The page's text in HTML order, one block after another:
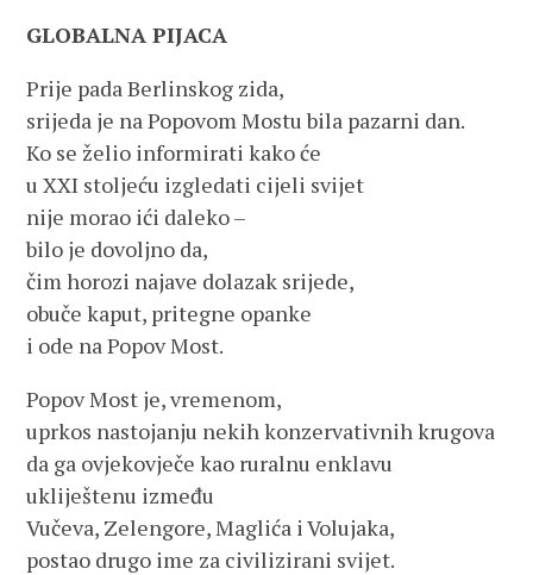
GLOBALNA PIJACA
Prije pada Berlinskog zida,
srijeda je na Popovom Mostu bila pazarni dan.
Ko se želio informirati kako će
u XXI stoljeću izgledati cijeli svijet
nije morao ići daleko –
bilo je dovoljno da,
čim horozi najave dolazak srijede,
obuče kaput, pritegne opanke
i ode na Popov Most.
Popov Most je, vremenom,
uprkos nastojanju nekih konzervativnih krugova
da ga ovjekovječe kao ruralnu enklavu
ukliještenu između
Vučeva, Zelengore, Maglića i Volujaka,
postao drugo ime za civilizirani svijet.